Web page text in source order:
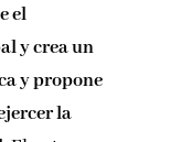
el
y crea un
y propone
la